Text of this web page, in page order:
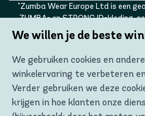
"Zumba Wear Europe Ltd is een
ZUMBA- en STRONG ID-kleding,
Europese landen, evenals in het
Zwitserland, IJsland, Oekraïne,
STRONG ID en de ZUMBA- en
van Zumba Fitness, LLC en
We willen je de beste
We gebruiken cookies en
winkelervaring te verbeteren
Verder gebruiken we deze
krijgen in hoe klanten onze